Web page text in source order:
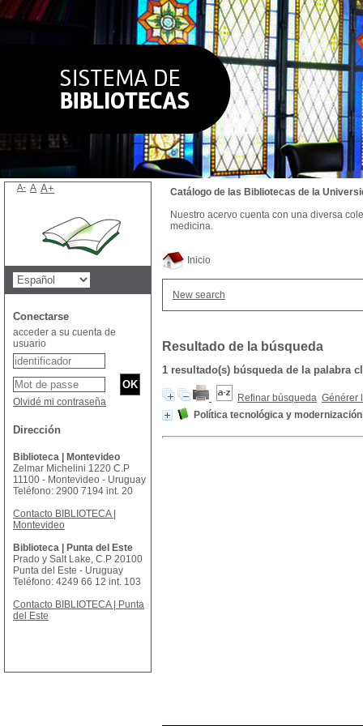
Inicio
New search
Resultado de la búsqueda
1 resultado(s) búsqueda de la palabra
Refinar búsqueda Générer
Política tecnológica y
Catálogo de las Bibliotecas de la
Nuestro acervo cuenta con una diversa
medicina.
A- A A+
Conectarse
acceder a su cuenta de
usuario
Olvidé mi contraseña
Dirección
Biblioteca | Montevideo
Zelmar Michelini 1220 C.P
11100 - Montevideo - Uruguay
Teléfono: 2900 7194 int. 20
Contacto BIBLIOTECA |
Montevideo
Biblioteca | Punta del Este
Prado y Salt Lake, C.P 20100
Punta del Este - Uruguay
Teléfono: 4249 66 12 int. 103
Contacto BIBLIOTECA | Punta
del Este